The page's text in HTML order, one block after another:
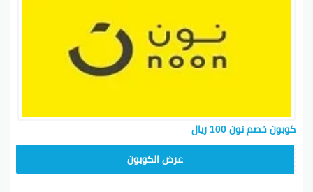
كوبون خصم نون 100 ريال
عرض الكوبون